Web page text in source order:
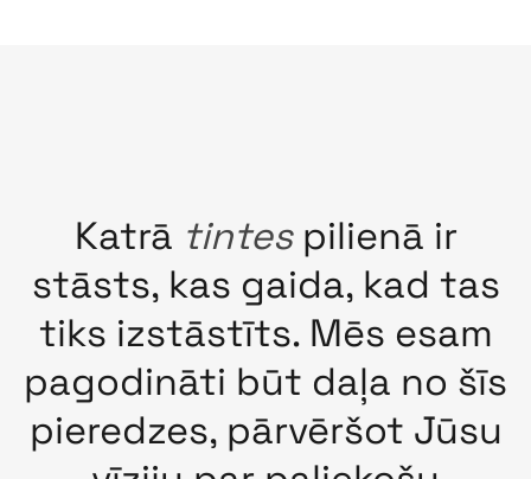
Katrā tintespilienā ir
stāsts, kas gaida, kad tas
tiks izstāstīts. Mēs esam
pagodināti būt daļa no šīs
pieredzes, pārvēršot Jūsu